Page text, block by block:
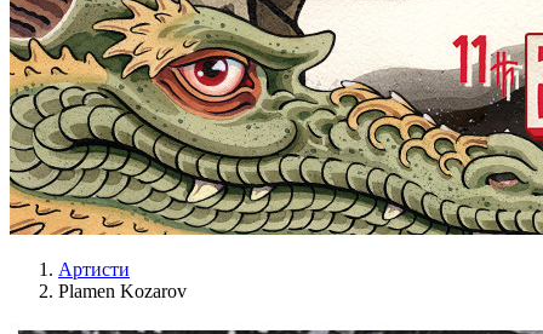
Артисти
Plamen Kozarov